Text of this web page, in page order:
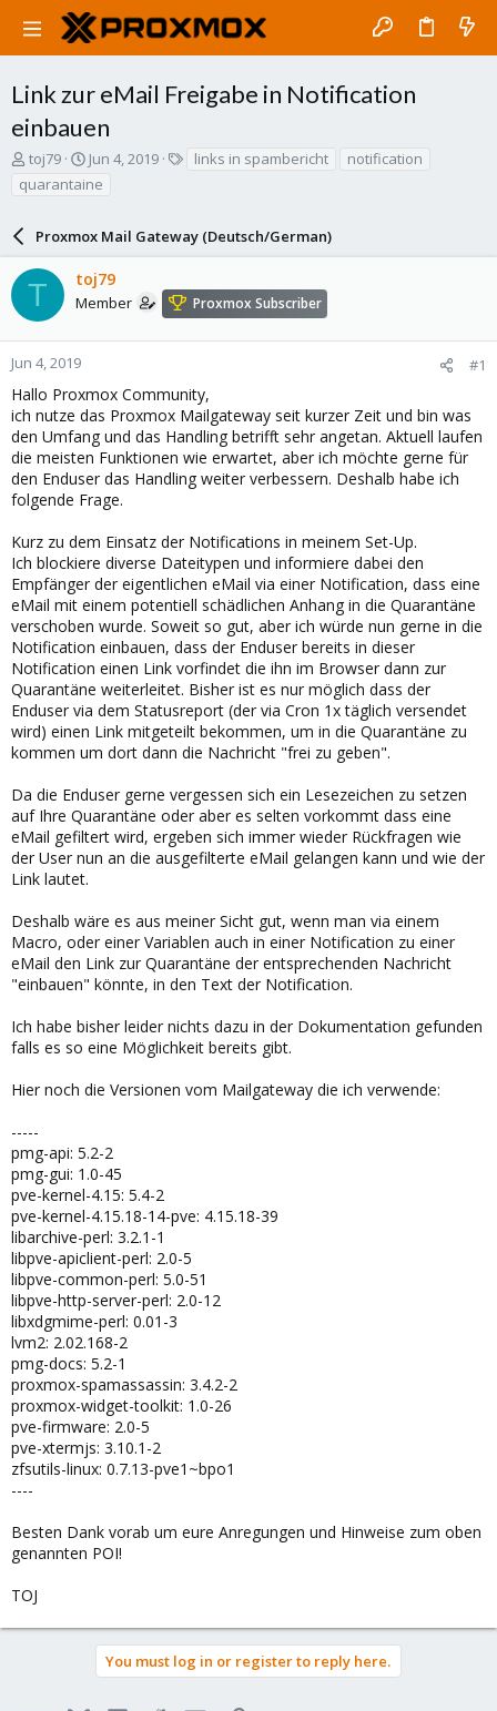
Link zur eMail Freigabe in Notification
einbauen
T
r
d
s
a
r
t
r
toj79
S
a
t
d
a
t
Jun 4, 2019 links in spambericht
notification
quarantaine
Proxmox Mail Gateway (Deutsch/German)
T toj79
Member Proxmox Subscriber
Jun 4, 2019 #1
Hallo Proxmox Community,
ich nutze das Proxmox Mailgateway seit kurzer Zeit und bin was
den Umfang und das Handling betrifft sehr angetan. Aktuell laufen
die meisten Funktionen wie erwartet, aber ich möchte gerne für
den Enduser das Handling weiter verbessern. Deshalb habe ich
folgende Frage.
Kurz zu dem Einsatz der Notifications in meinem Set-Up.
Ich blockiere diverse Dateitypen und informiere dabei den
Empfänger der eigentlichen eMail via einer Notification, dass eine
eMail mit einem potentiell schädlichen Anhang in die Quarantäne
verschoben wurde. Soweit so gut, aber ich würde nun gerne in die
Notification einbauen, dass der Enduser bereits in dieser
Notification einen Link vorfindet die ihn im Browser dann zur
Quarantäne weiterleitet. Bisher ist es nur möglich dass der
Enduser via dem Statusreport (der via Cron 1x täglich versendet
wird) einen Link mitgeteilt bekommen, um in die Quarantäne zu
kommen um dort dann die Nachricht "frei zu geben".
Da die Enduser gerne vergessen sich ein Lesezeichen zu setzen
auf Ihre Quarantäne oder aber es selten vorkommt dass eine
eMail gefiltert wird, ergeben sich immer wieder Rückfragen wie
der User nun an die ausgefilterte eMail gelangen kann und wie der
Link lautet.
Deshalb wäre es aus meiner Sicht gut, wenn man via einem
Macro, oder einer Variablen auch in einer Notification zu einer
eMail den Link zur Quarantäne der entsprechenden Nachricht
"einbauen" könnte, in den Text der Notification.
Ich habe bisher leider nichts dazu in der Dokumentation gefunden
falls es so eine Möglichkeit bereits gibt.
Hier noch die Versionen vom Mailgateway die ich verwende:
-----
pmg-api: 5.2-2
pmg-gui: 1.0-45
pve-kernel-4.15: 5.4-2
pve-kernel-4.15.18-14-pve: 4.15.18-39
libarchive-perl: 3.2.1-1
libpve-apiclient-perl: 2.0-5
libpve-common-perl: 5.0-51
libpve-http-server-perl: 2.0-12
libxdgmime-perl: 0.01-3
lvm2: 2.02.168-2
pmg-docs: 5.2-1
proxmox-spamassassin: 3.4.2-2
proxmox-widget-toolkit: 1.0-26
pve-firmware: 2.0-5
pve-xtermjs: 3.10.1-2
zfsutils-linux: 0.7.13-pve1~bpo1
----
Besten Dank vorab um eure Anregungen und Hinweise zum oben
genannten POI!
TOJ
You must log in or register to reply here.